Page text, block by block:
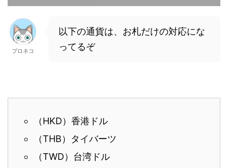
ブロネコ
以下の通貨は、お札だけの対応にな
ってるぞ
（HKD）香港ドル
（THB）タイバーツ
（TWD）台湾ドル